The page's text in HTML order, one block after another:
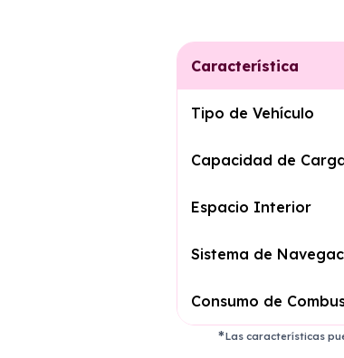
Característica
Tipo de Vehículo
Capacidad de
Espacio Interior
Sistema de
Consumo de
Las características